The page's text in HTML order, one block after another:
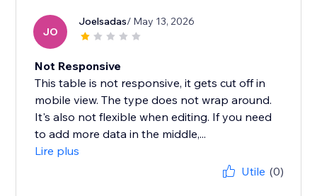
JO
Joelsadas/ May 13, 2026
Not Responsive
This table is not responsive, it gets cut off in
mobile view. The type does not wrap around.
It's also not flexible when editing. If you need
to add more data in the middle,...
Lire plus
Utile (0)